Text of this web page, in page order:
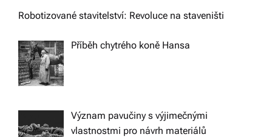
Robotizované stavitelství: Revoluce na staveništi
Příběh chytrého koně Hansa
Význam pavučiny s výjimečnými
vlastnostmi pro návrh materiálů